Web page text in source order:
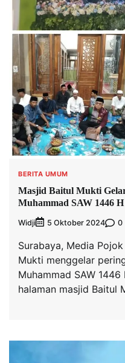
BERITA UMUM
Masjid Baitul Mukti
Muhammad SAW 1446 H
Widji 5 Oktober 2024 0
Surabaya, Media
Mukti menggelar
Muhammad SAW
halaman masjid Baitul